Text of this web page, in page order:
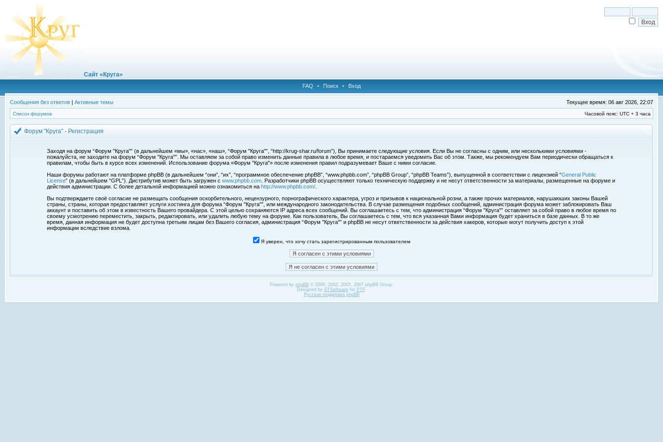
Сайт «Круга»
FAQ • Поиск • Вход
Сообщения без ответов | Активные темы Текущее время: 06 авг 2026, 22:07
Список форумов Часовой пояс: UTC + 3 часа
Форум "Круга" - Регистрация
Заходя на форум “Форум "Круга"” (в дальнейшем «мы», «нас», «наш», “Форум "Круга"”, “http://krug-shar.ru/forum”), Вы принимаете следующие условия. Если Вы не согласны с одним, или несколькими условиями -
пожалуйста, не заходите на форум “Форум "Круга"”. Мы оставляем за собой право изменить данные правила в любое время, и постараемся уведомить Вас об этом. Также, мы рекомендуем Вам периодически обращаться к
правилам, чтобы быть в курсе всех изменений. Использование форума «Форум "Круга"» после изменения правил подразумевает Ваше с ними согласие.
Наши форумы работают на платформе phpBB (в дальнейшем “они”, “их”, “программное обеспечение phpBB”, “www.phpbb.com”, “phpBB Group”, “phpBB Teams”), выпущенной в соответствии с лицензией “General Public
License” (в дальнейшем “GPL”). Дистрибутив может быть загружен с www.phpbb.com . Разработчики phpBB осуществляют только техническую поддержку и не несут ответственности за материалы, размещенные на форуме и
действия администрации. С более детальной информацией можно ознакомиться на http://www.phpbb.com/
Вы подтверждаете своё согласие не размещать сообщения оскорбительного, нецензурного, порнографического характера, угроз и призывов к национальной розни, а также прочих материалов, нарушаюших законы Вашей
страны, страны, которая предоставляет услуги хостинга для форума “Форум "Круга"”, или международного законодательства. В случае размещения подобных сообщений, администрация форума может заблокировать Ваш
аккаунт и поставить об этом в известность Вашего провайдера. С этой целью сохраняются IP адреса всех сообщений. Вы соглашаетесь с тем, что администрация “Форум "Круга"” оставляет за собой право в любое время по
своему усмотрению переместить, закрыть, редактировать, или удалить любую тему на форуме. Как пользователь, Вы соглашаетесь с тем, что вся указанная Вами информация будет храниться в базе данных. В то же
время, данная информация не будет доступна третьим лицам без Вашего согласия, администрация “Форум "Круга"” и phpBB не несут ответственности за действия хакеров, которые могут получить доступ к этой
информации вследствие взлома.
Я уверен, что хочу стать зарегистрированным пользователем
Powered by phpBB© 2000, 2002, 2005, 2007 phpBB Group.
Designed by STSoftwarefor PTF.
Русская поддержка phpBB